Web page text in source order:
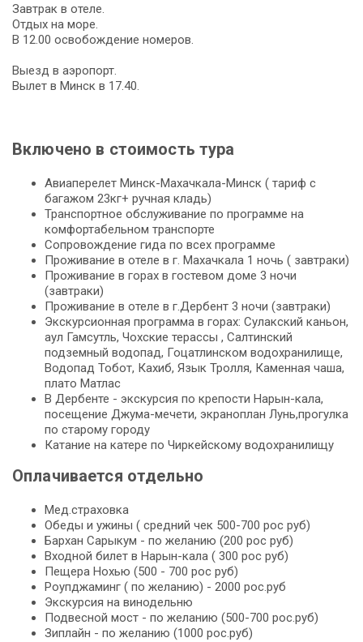
Завтрак в отеле.
Отдых на море.
В 12.00 освобождение номеров.
Выезд в аэропорт.
Вылет в Минск в 17.40.
Включено в стоимость тура
Авиаперелет Минск-Махачкала-Минск ( тариф с
багажом 23кг+ ручная кладь)
Транспортное обслуживание по программе на
комфортабельном транспорте
Сопровождение гида по всех программе
Проживание в отеле в г. Махачкала 1 ночь ( завтраки)
Проживание в горах в гостевом доме 3 ночи
(завтраки)
Проживание в отеле в г.Дербент 3 ночи (завтраки)
Экскурсионная программа в горах: Сулакский каньон,
аул Гамсутль, Чохские терассы , Салтинский
подземный водопад, Гоцатлинском водохранилище,
Водопад Тобот, Кахиб, Язык Тролля, Каменная чаша,
плато Матлас
В Дербенте - экскурсия по крепости Нарын-кала,
посещение Джума-мечети, экраноплан Лунь,прогулка
по старому городу
Катание на катере по Чиркейскому водохранилищу
Оплачивается отдельно
Мед.страховка
Обеды и ужины ( средний чек 500-700 рос руб)
Бархан Сарыкум - по желанию (200 рос руб)
Входной билет в Нарын-кала ( 300 рос руб)
Пещера Нохью (500 - 700 рос руб)
Роупджаминг ( по желанию) - 2000 рос.руб
Экскурсия на винодельню
Подвесной мост - по желанию (500-700 рос.руб)
Зиплайн - по желанию (1000 рос.руб)